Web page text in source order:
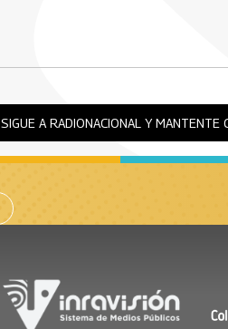
SIGUE A RADIONACIONAL Y MANTENTE